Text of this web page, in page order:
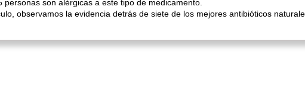
personas son alérgicas a este tipo de medicamento.
observamos la evidencia detrás de siete de los mejores antibióticos